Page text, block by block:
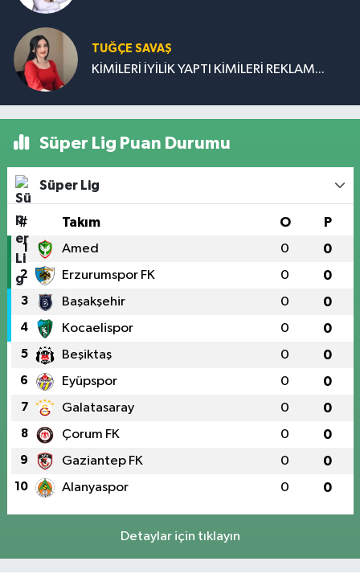
TUĞÇE SAVAŞ
KİMİLERİ İYİLİK YAPTI KİMİLERİ REKLAM...
Süper Lig Puan Durumu
Süper Lig
# Takım O P
1 Amed 0 0
2 Erzurumspor FK 0 0
3 Başakşehir 0 0
4 Kocaelispor 0 0
5 Beşiktaş 0 0
6 Eyüpspor 0 0
7 Galatasaray 0 0
8 Çorum FK 0 0
9 Gaziantep FK 0 0
10 Alanyaspor 0 0
Detaylar için tıklayın